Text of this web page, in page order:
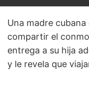
Una madre
compartir el
entrega a su hija
y le revela que